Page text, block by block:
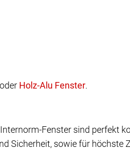
oder .
Fenster sind perfekt
Sicherheit, sowie für höchste